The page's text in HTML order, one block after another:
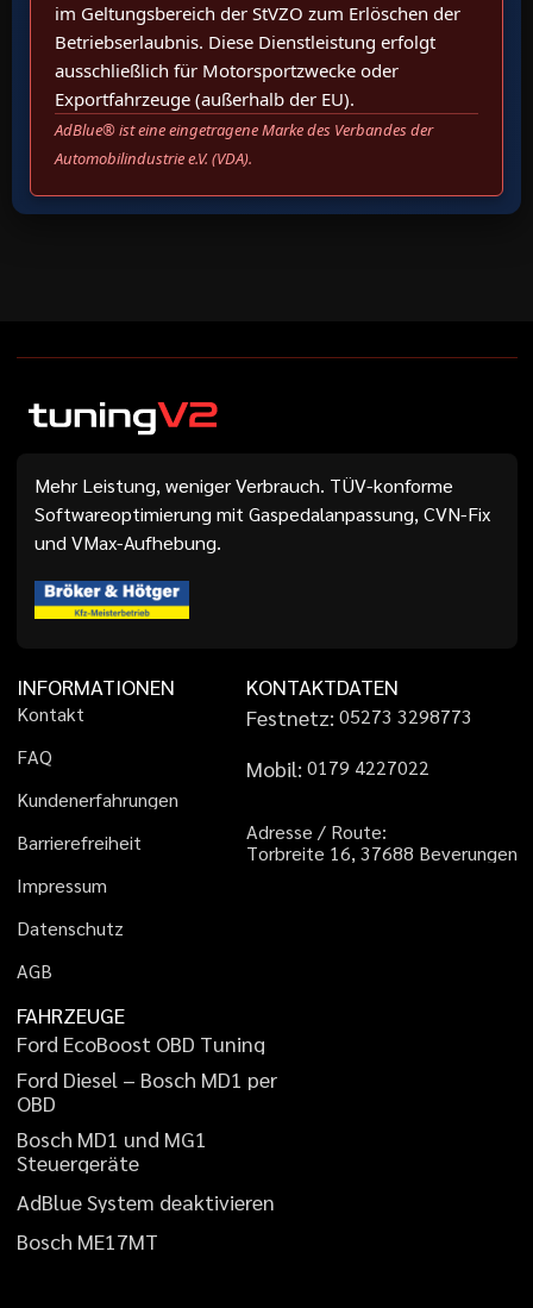
im Geltungsbereich der StVZO zum Erlöschen der
Betriebserlaubnis. Diese Dienstleistung erfolgt
ausschließlich für Motorsportzwecke oder
Exportfahrzeuge (außerhalb der EU).
AdBlue® ist eine eingetragene Marke des Verbandes der
Automobilindustrie e.V. (VDA).
Mehr Leistung, weniger Verbrauch. TÜV-konforme
Softwareoptimierung mit Gaspedalanpassung, CVN-Fix
und VMax-Aufhebung.
INFORMATIONEN
Kontakt
FAQ
Kundenerfahrungen
Barrierefreiheit
Impressum
Datenschutz
AGB
KONTAKTDATEN
Festnetz: 05273 3298773
Mobil: 01 79 4227022
Adresse / Route:
Torbreite 16, 37688 Beverungen
FAHRZEUGE
Ford EcoBoost OBD Tuning
Ford Diesel – Bosch MD1 per
OBD
Bosch MD1 und MG1
Steuergeräte
AdBlueSystem deaktivieren
Bosch ME17MT